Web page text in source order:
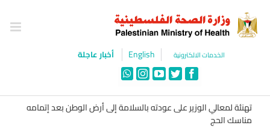
content
الخدمات الالكترونية English أخبار عاجلة
Facebook
Twitter
YouTube
Instagram
WhatsApp
تهنئة لمعالي الوزير على عودته بالسلامة إلى أرض الوطن بعد إتمامه
مناسك الحج